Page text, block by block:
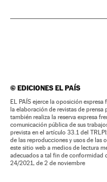
©EDICIONES EL PAÍS
EL PAÍS ejerce la oposición expresa
la elaboración de revistas de
también realiza la reserva expresa
comunicación pública de sus
prevista en el artículo 33.1 del
de las reproducciones y usos de las
este sitio web a medios de lectura
adecuados a tal fin de conformidad
24/2021, de 2 de noviembre